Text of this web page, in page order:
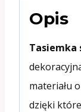
Opis
Tasiemka
materiału
dzięki